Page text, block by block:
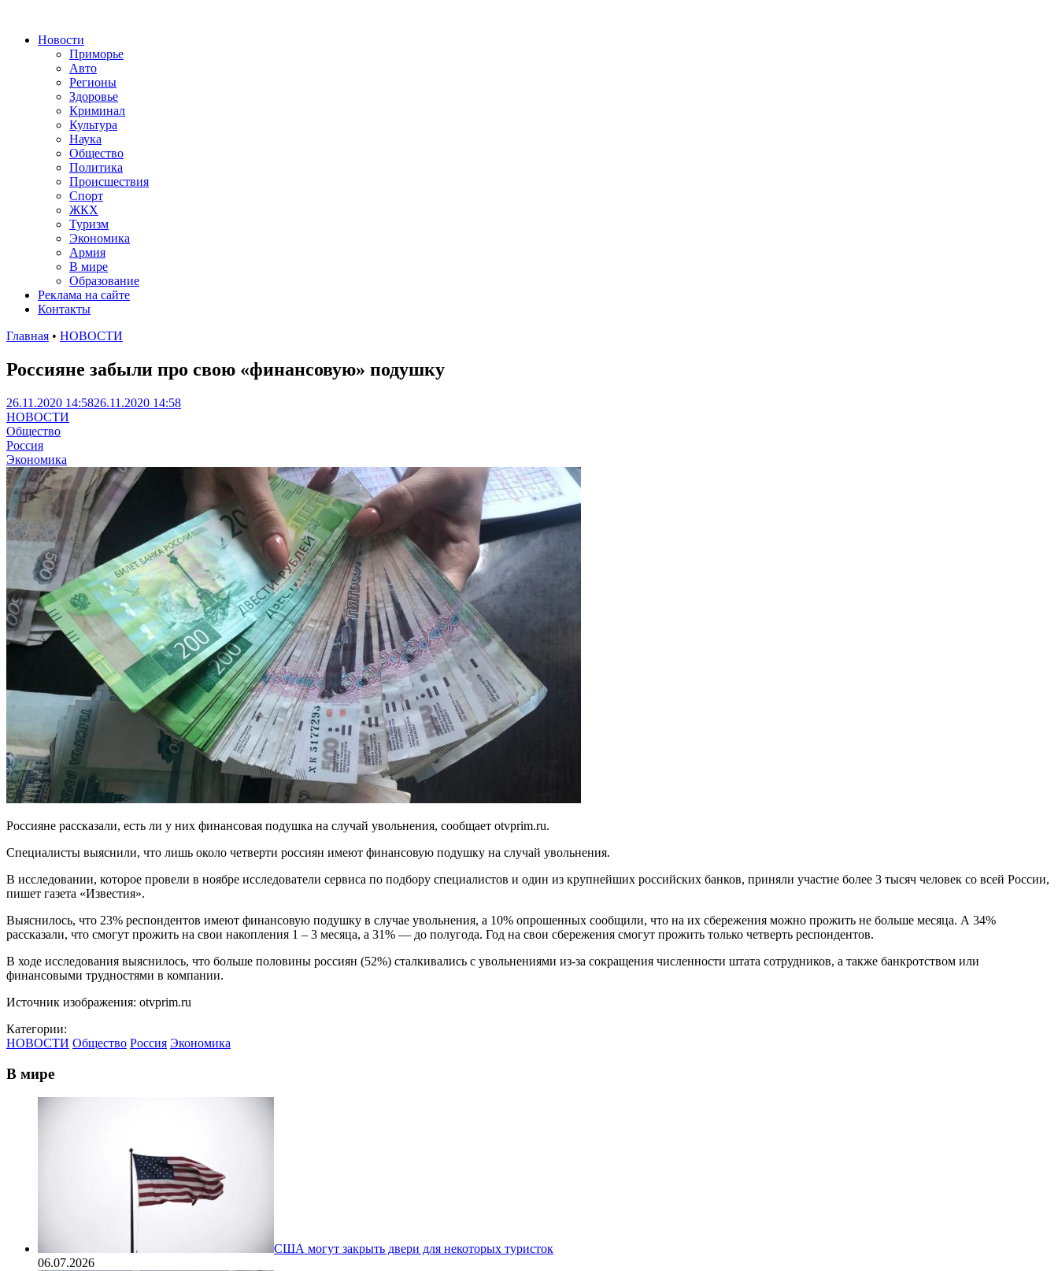
Новости
Приморье
Авто
Регионы
Здоровье
Криминал
Культура
Наука
Общество
Политика
Происшествия
Спорт
ЖКХ
Туризм
Экономика
Армия
В мире
Образование
Реклама на сайте
Контакты
Главная • НОВОСТИ
Россияне забыли про свою «финансовую» подушку
26.11.2020 14:5826.11.2020 14:58
НОВОСТИ
Общество
Россия
Экономика
Россияне рассказали, есть ли у них финансовая подушка на случай увольнения, сообщает otvprim.ru.
Специалисты выяснили, что лишь около четверти россиян имеют финансовую подушку на случай увольнения.
В исследовании, которое провели в ноябре исследователи сервиса по подбору специалистов и один из крупнейших российских банков, приняли участие более 3 тысяч человек со всей России,
пишет газета «Известия».
Выяснилось, что 23% респондентов имеют финансовую подушку в случае увольнения, а 10% опрошенных сообщили, что на их сбережения можно прожить не больше месяца. А 34%
рассказали, что смогут прожить на свои накопления 1 – 3 месяца, а 31% — до полугода. Год на свои сбережения смогут прожить только четверть респондентов.
В ходе исследования выяснилось, что больше половины россиян (52%) сталкивались с увольнениями из-за сокращения численности штата сотрудников, а также банкротством или
финансовыми трудностями в компании.
Источник изображения: otvprim.ru
Категории:
НОВОСТИ Общество Россия Экономика
В мире
США могут закрыть двери для некоторых туристок
06.07.2026